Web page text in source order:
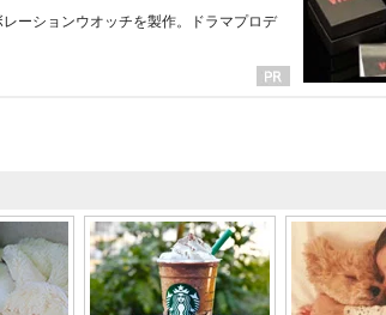
ーションウオッチを製作。ドラマプロデ